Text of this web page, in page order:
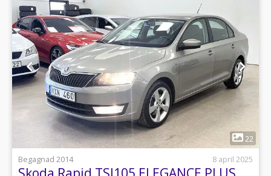
1
22
Begagnad 2014
8 april 2025